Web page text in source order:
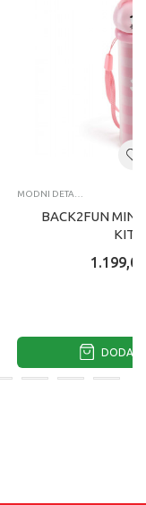
MODNI DETALJI
BACK2FUN MINI
1.199,00
DODAJ